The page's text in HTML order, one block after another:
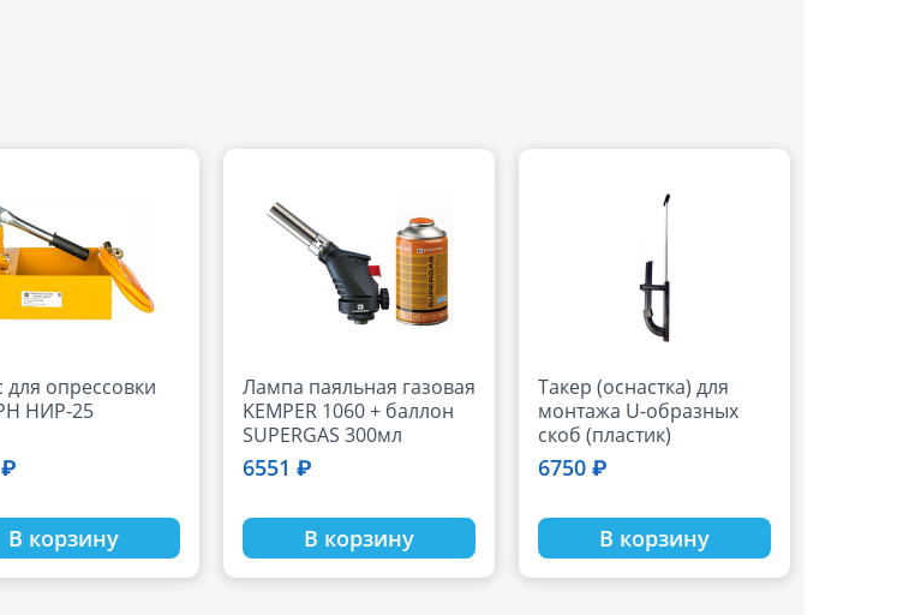
для опрессовки
НИР-25
В корзину
Лампа паяльная газовая
KEMPER 1060 + баллон
SUPERGAS 300мл
6551 ₽
В корзину
Такер (оснастка) для
монтажа U-образных
скоб (пластик)
6750 ₽
В корзину